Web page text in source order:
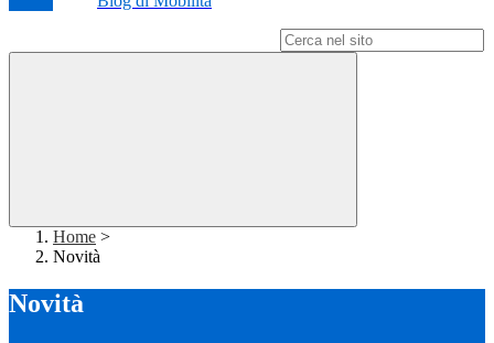
Home >
Novità
Novità